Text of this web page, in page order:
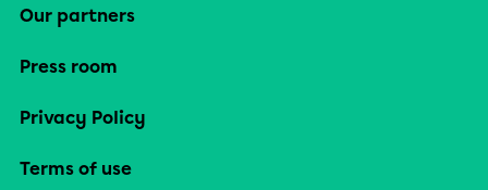
Our partners
Press room
Privacy Policy
Terms of use